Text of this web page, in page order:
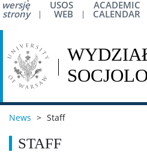
wersję
strony
USOS
WEB
ACADEMIC
CALENDAR
News > Staff
STAFF